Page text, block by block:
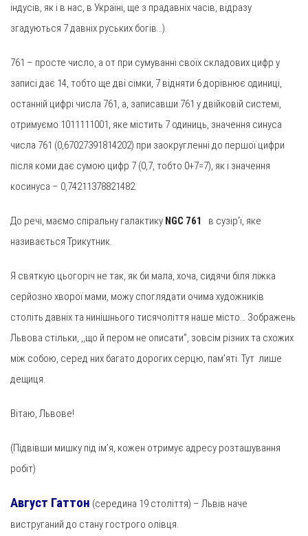
індусів, як і в нас, в Україні, ще з прадавніх часів, відразу
згадуються 7 давніх руських богів…).
761 – просте число, а от при сумуванні своїх складових цифр у
записі дає 14, тобто ще дві сімки, 7 відняти 6 дорівнює одиниці,
останній цифрі числа 761, а, записавши 761 у двійковій системі,
отримуємо 1011111001, яке містить 7 одиниць, значення синуса
числа 761 (0,67027391814202) при заокругленні до першої цифри
після коми дає сумою цифр 7 (0,7, тобто 0+7=7), як і значення
косинуса – 0,74211378821482.
До речі, маємо спіральну галактику NGC 761 в сузір’ї, яке
називається Трикутник.
Я святкую цьогоріч не так, як би мала, хоча, сидячи біля ліжка
серйозно хворої мами, можу споглядати очима художників
століть давніх та нинішнього тисячоліття наше місто… Зображень
Львова стільки, ,,що й пером не описати”, зовсім різних та схожих
між собою, серед них багато дорогих серцю, пам’яті. Тут лише
дещиця.
Вітаю, Львове!
(Підвівши мишку під ім’я, кожен отримує адресу розташування
робіт)
Август Гаттон (середина 19 століття) – Львів наче
виструганий до стану гострого олівця.